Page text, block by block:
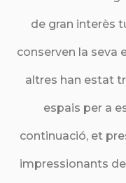
de gran interès
conserven la seva
altres han estat
espais per a
continuació, et
impressionants